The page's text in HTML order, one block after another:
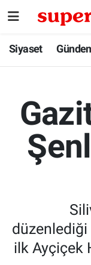
Siyaset
düzenlediği
ilk Ayçiçek
Siyaset
Gizli
Belediye
Polemik
İstanbul
İstanbul
İstanbul
Süper Lig
Son Dakika
Haber Arşivi